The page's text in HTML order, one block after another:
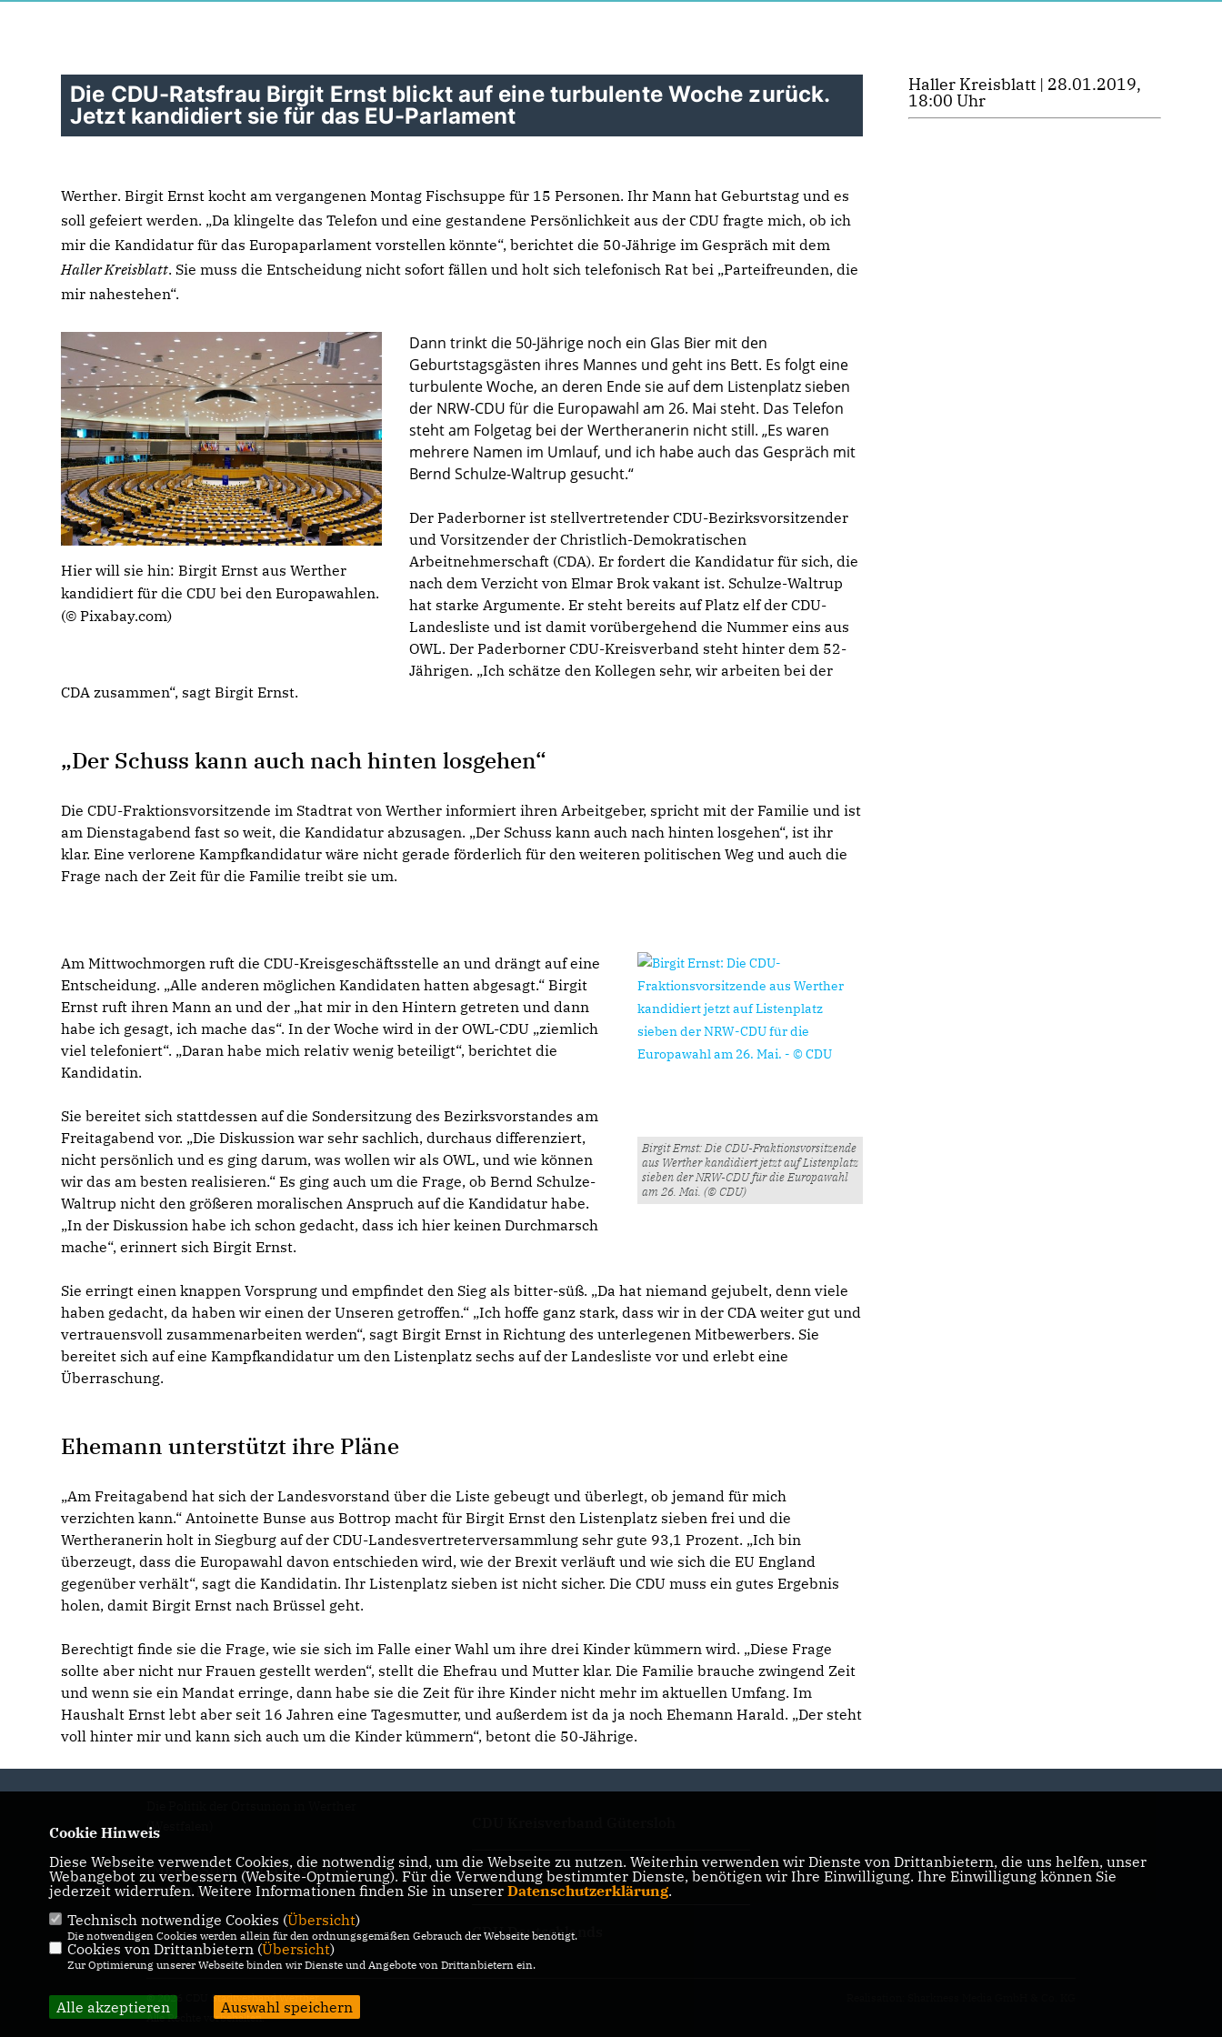
Die CDU-Ratsfrau Birgit Ernst blickt auf eine turbulente Woche zurück.
Jetzt kandidiert sie für das EU-Parlament
Werther. Birgit Ernst kocht am vergangenen Montag Fischsuppe für 15 Personen. Ihr Mann hat Geburtstag und es
soll gefeiert werden. „Da klingelte das Telefon und eine gestandene Persönlichkeit aus der CDU fragte mich, ob ich
mir die Kandidatur für das Europaparlament vorstellen könnte“, berichtet die 50-Jährige im Gespräch mit dem
Haller Kreisblatt. Sie muss die Entscheidung nicht sofort fällen und holt sich telefonisch Rat bei „Parteifreunden, die
mir nahestehen“.
Hier will sie hin: Birgit Ernst aus Werther
kandidiert für die CDU bei den Europawahlen.
(© Pixabay.com)
Dann trinkt die 50-Jährige noch ein Glas Bier mit den
Geburtstagsgästen ihres Mannes und geht ins Bett. Es folgt eine
turbulente Woche, an deren Ende sie auf dem Listenplatz sieben
der NRW-CDU für die Europawahl am 26. Mai steht. Das Telefon
steht am Folgetag bei der Wertheranerin nicht still. „Es waren
mehrere Namen im Umlauf, und ich habe auch das Gespräch mit
Bernd Schulze-Waltrup gesucht.“
Der Paderborner ist stellvertretender CDU-Bezirksvorsitzender
und Vorsitzender der Christlich-Demokratischen
Arbeitnehmerschaft (CDA). Er fordert die Kandidatur für sich, die
nach dem Verzicht von Elmar Brok vakant ist. Schulze-Waltrup
hat starke Argumente. Er steht bereits auf Platz elf der CDU-
Landesliste und ist damit vorübergehend die Nummer eins aus
OWL. Der Paderborner CDU-Kreisverband steht hinter dem 52-
Jährigen. „Ich schätze den Kollegen sehr, wir arbeiten bei der
CDA zusammen“, sagt Birgit Ernst.
Der Schuss kann auch nach hinten losgehen“
Die CDU-Fraktionsvorsitzendeim Stadtrat von Wertherinformiert ihren Arbeitgeber, spricht mit der Familie und ist
am Dienstagabend fast so weit, die Kandidatur abzusagen. „Der Schuss kann auch nach hinten losgehen“, ist ihr
klar. Eine verlorene Kampfkandidatur wäre nicht gerade förderlich für den weiteren politischen Weg und auch die
Frage nach der Zeit für die Familie treibt sie um.
Birgit Ernst: Die CDU-Fraktionsvorsitzende
aus Werther kandidiert jetzt auf Listenplatz
sieben der NRW-CDU für die Europawahl
am 26. Mai. (© CDU)
Am Mittwochmorgen ruft die CDU-Kreisgeschäftsstelle an und drängt auf eine
Entscheidung. „Alle anderen möglichen Kandidaten hatten abgesagt.“ Birgit
Ernst ruft ihren Mann an und der „hat mir in den Hintern getreten und dann
habe ich gesagt, ich mache das“. In der Woche wird in der OWL-CDU „ziemlich
viel telefoniert“. „Daran habe mich relativ wenig beteiligt“, berichtet die
Kandidatin.
Sie bereitet sich stattdessen auf die Sondersitzung des Bezirksvorstandes am
Freitagabend vor. „Die Diskussion war sehr sachlich, durchaus differenziert,
nicht persönlich und es ging darum, was wollen wir als OWL, und wie können
wir das am besten realisieren.“ Es ging auch um die Frage, ob Bernd Schulze-
Waltrup nicht den größeren moralischen Anspruch auf die Kandidatur habe.
In der Diskussion habe ich schon gedacht, dass ich hier keinen Durchmarsch
mache“, erinnert sich Birgit Ernst.
Sie erringt einen knappen Vorsprung und empfindet den Sieg als bitter-süß. „Da hat niemand gejubelt, denn viele
haben gedacht, da haben wir einen der Unseren getroffen.“ „Ich hoffe ganz stark, dass wir in der CDA weiter gut und
vertrauensvoll zusammenarbeiten werden“, sagt Birgit Ernst in Richtung des unterlegenen Mitbewerbers. Sie
bereitet sich auf eine Kampfkandidatur um den Listenplatz sechs auf der Landesliste vor und erlebt eine
Überraschung.
Ehemann unterstützt ihre Pläne
Am Freitagabend hat sich der Landesvorstand über die Liste gebeugt und überlegt, ob jemand für mich
verzichten kann.“ Antoinette Bunse aus Bottrop macht für Birgit Ernst den Listenplatz sieben frei und die
Wertheranerin holt in Siegburg auf der CDU-Landesvertreterversammlung sehr gute 93,1 Prozent. „Ich bin
überzeugt, dass die Europawahl davon entschieden wird, wie der Brexit verläuft und wie sich die EU England
gegenüber verhält“, sagt die Kandidatin. Ihr Listenplatz sieben ist nicht sicher. Die CDU muss ein gutes Ergebnis
holen, damit Birgit Ernst nach Brüssel geht.
Berechtigt finde sie die Frage, wie sie sich im Falle einer Wahl um ihre drei Kinder kümmern wird. „Diese Frage
sollte aber nicht nur Frauen gestellt werden“, stellt die Ehefrau und Mutter klar. Die Familie brauche zwingend Zeit
und wenn sie ein Mandat erringe, dann habe sie die Zeit für ihre Kinder nicht mehr im aktuellen Umfang. Im
Haushalt Ernst lebt aber seit 16 Jahren eine Tagesmutter, und außerdem ist da ja noch Ehemann Harald. „Der steht
voll hinter mir und kann sich auch um die Kinder kümmern“, betont die 50-Jährige.
Haller Kreisblatt | 28.01.2019,
18:00 Uhr
(Westfalen)
IMPRESSUM
DATENSCHUTZ
KONTAKT
CDU NRW
CDU Deutschlands
© 2026 CDU Stadtverband Werther
Alle Rechte vorbehalten.
Cookie Hinweis
Diese Webseite verwendet Cookies, die notwendig sind, um die Webseite zu nutzen. Weiterhin verwenden wir Dienste von Drittanbietern, die uns helfen, unser
Webangebot zu verbessern (Website-Optmierung). Für die Verwendung bestimmter Dienste, benötigen wir Ihre Einwilligung. Ihre Einwilligung können Sie
jederzeit widerrufen. Weitere Informationen finden Sie in unserer Datenschutzerklärung.
Technisch notwendige Cookies (Übersicht)
Die notwendigen Cookies werden allein für den ordnungsgemäßen Gebrauch der Webseite benötigt.
Cookies von Drittanbietern (Übersicht)
Zur Optimierung unserer Webseite binden wir Dienste und Angebote von Drittanbietern ein.
Alle akzeptieren Auswahl speichern